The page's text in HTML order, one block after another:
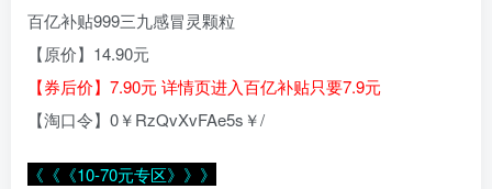
百亿补贴999三九感冒灵颗粒
【原价】14.90元
【券后价】7.90元 详情页进入百亿补贴只要7.9元
【淘口令】0￥RzQvXvFAe5s￥/
《《《10-70元专区》》》